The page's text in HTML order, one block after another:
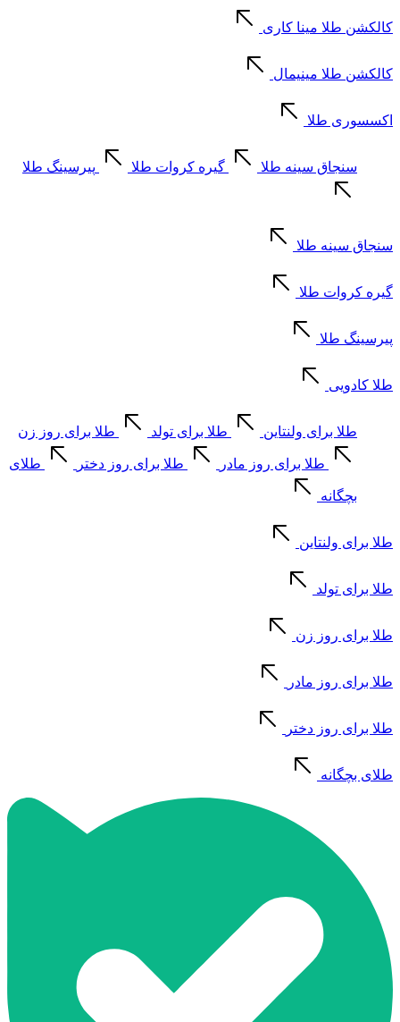
کالکشن طلا مینا کاری
کالکشن طلا مینیمال
اکسسوری طلا
سنجاق سینه طلا گیره کروات طلا پیرسینگ طلا
سنجاق سینه طلا
گیره کروات طلا
پیرسینگ طلا
طلا کادویی
طلا برای ولنتاین طلا برای تولد طلا برای روز زن
طلا برای روز مادر طلا برای روز دختر طلای
بچگانه
طلا برای ولنتاین
طلا برای تولد
طلا برای روز زن
طلا برای روز مادر
طلا برای روز دختر
طلای بچگانه